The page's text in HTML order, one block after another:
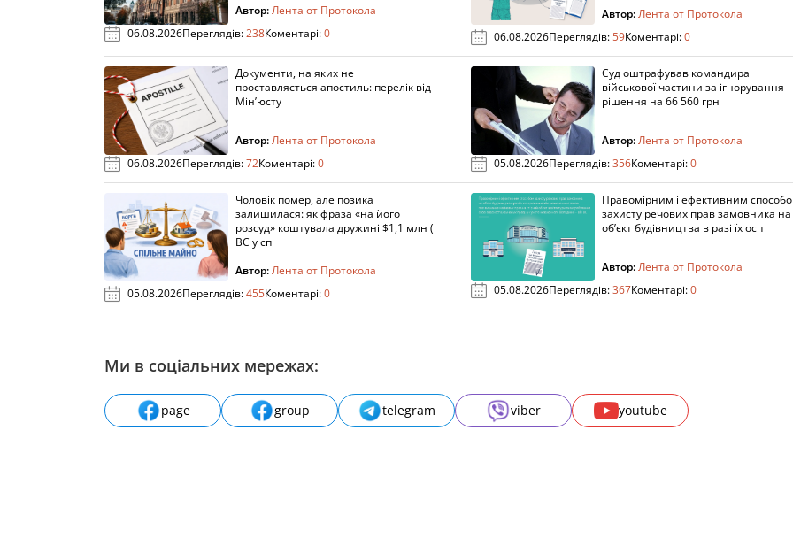
Автор:Лента от Протокола
06.08.2026Переглядів:238Коментарі:0
Автор:Лента от Протокола
06.08.2026Переглядів:59Коментарі:0
Документи, на яких не
проставляється апостиль: перелік від
Мін’юсту
Автор:Лента от Протокола
06.08.2026Переглядів:72Коментарі:0
Суд оштрафував командира
військової частини за ігнорування
рішення на 66 560 грн
Автор:Лента от Протокола
05.08.2026Переглядів:356Коментарі:0
Чоловік помер, але позика
залишилася: як фраза «на його
розсуд» коштувала дружині $1,1 млн (
ВС у сп
Автор:Лента от Протокола
05.08.2026Переглядів:455Коментарі:0
Правомірним і ефективним
захисту речових прав замовника на
об’єкт будівництва в разі їх осп
Автор:Лента от Протокола
05.08.2026Переглядів:367Коментарі:0
Ми в соціальних мережах:
page group telegram viber youtube